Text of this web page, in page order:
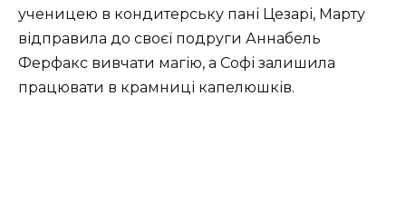
ученицею в кондитерську пані Цезарі, Марту
відправила до своєї подруги Аннабель
Ферфакс вивчати магію, а Софі залишила
працювати в крамниці капелюшків.